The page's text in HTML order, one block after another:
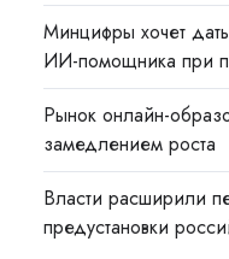
Минцифры хочет
ИИ-помощника при
Рынок онлайн-
замедлением роста
Власти расширили
предустановки